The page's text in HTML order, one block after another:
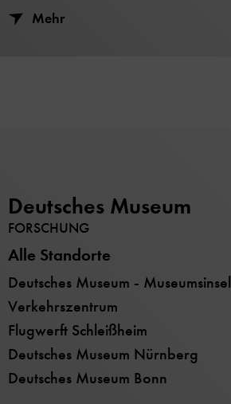
Mehr
Deutsches Museum
FORSCHUNG
Alle Standorte
Deutsches Museum - Museumsinsel
Verkehrszentrum
Flugwerft Schleißheim
Deutsches Museum Nürnberg
Deutsches Museum Bonn